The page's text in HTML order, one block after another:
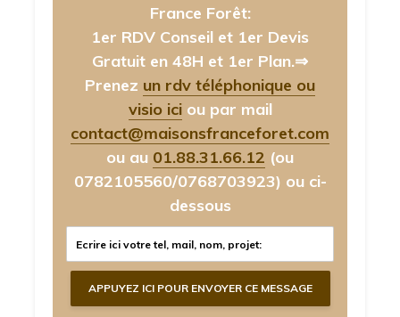
France Forêt:
1er RDV Conseil et 1er Devis
Gratuit en 48H et 1er Plan.⇒
Prenez un rdv téléphonique ou
visio iciou par mail
contact@maisonsfranceforet.com
ou au 01.88.31.66.12 (ou
0782105560/0768703923) ou ci-
dessous